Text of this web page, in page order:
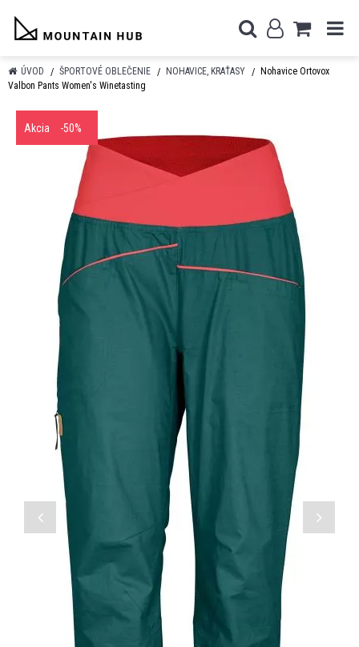
ÚVOD ŠPORTOVÉ OBLEČENIE NOHAVICE, KRAŤASY
Nohavice Ortovox
Valbon Pants Women's Winetasting
Akcia -50%